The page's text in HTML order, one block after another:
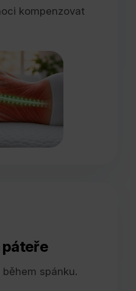
kompenzovat
páteře
spánku.